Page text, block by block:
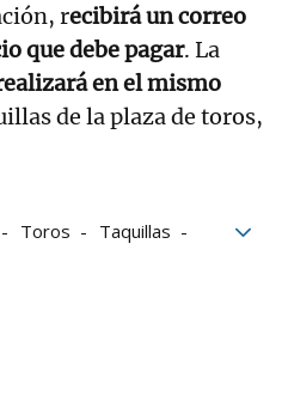
recibirá un correo
que debe pagar. La
en el mismo
de la plaza de toros,
Toros
Taquillas